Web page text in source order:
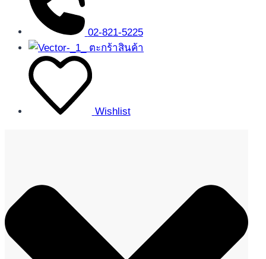
02-821-5225
ตะกร้าสินค้า
Wishlist